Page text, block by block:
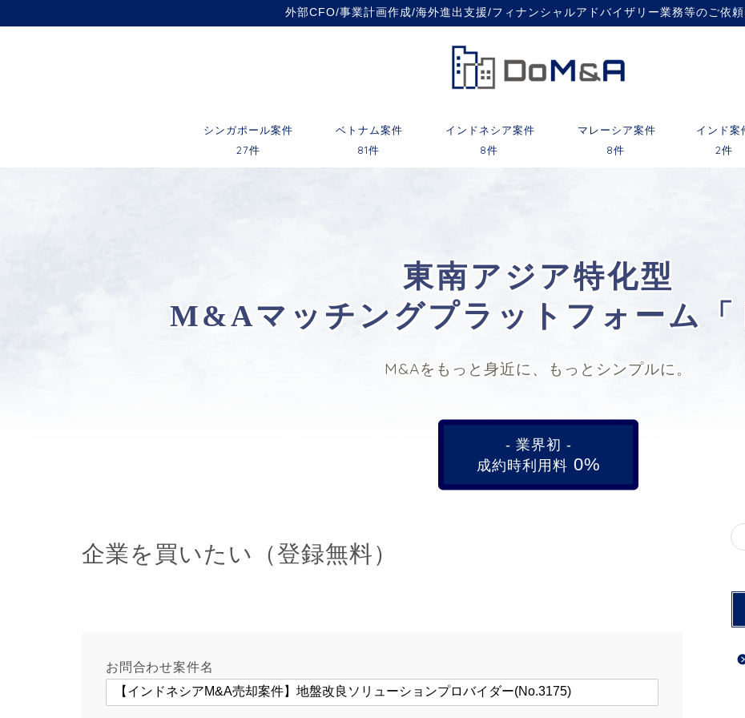
外部CFO/事業計画作成/海外進出支援/フィナンシャルアドバイザリー業務等のご依頼
シンガポール案件
27件
ベトナム案件
81件
インドネシア案件
8件
マレーシア案件
8件
インド案
2件
東南アジア特化型
M&Aマッチングプラットフォーム「
M&Aをもっと身近に、もっとシンプルに。
- 業界初 -
成約時利用料 0%
企業を買いたい（登録無料）
お問合わせ案件名